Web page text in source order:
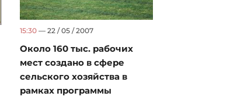
15:30 — 22 / 05 / 2007
Около 160 тыс. рабочих
мест создано в сфере
сельского хозяйства в
рамках программы